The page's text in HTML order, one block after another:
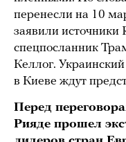
перенесли на 10
заявили источники
спецпосланник
Келлог.
в Киеве ждут
Перед
Рияде прошел